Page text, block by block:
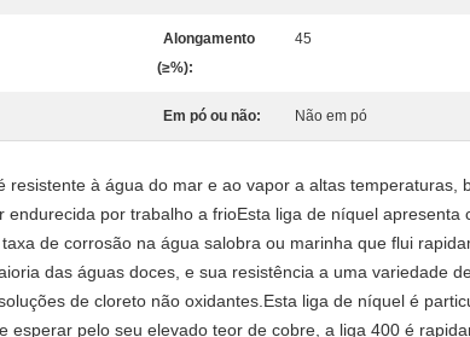
Alongamento
(≥%):
45
Em pó ou não: Não em pó
à água do mar e ao vapor a altas temperaturas,
por trabalho a frioEsta liga de níquel apresenta
de corrosão na água salobra ou marinha que flui
das águas doces, e sua resistência a uma variedade
de cloreto não oxidantes.Esta liga de níquel é
pelo seu elevado teor de cobre, a liga 400 é